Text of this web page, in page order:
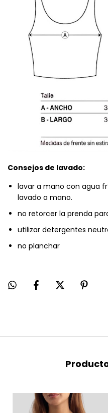
Consejos de lavado:
lavar a mano con agua
lavado a mano.
no retorcer la prenda
utilizar detergentes
no planchar